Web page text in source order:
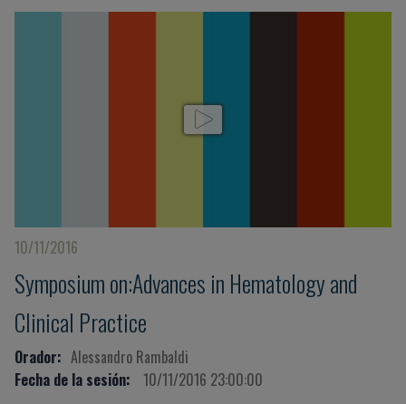
10/11/2016
Symposium on:Advances in Hematology and
Clinical Practice
Orador: Alessandro Rambaldi
Fecha de la sesión:
10/11/2016 23:00:00